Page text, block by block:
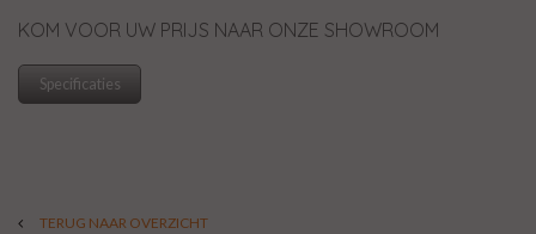
KOM VOOR UW PRIJS NAAR ONZE SHOWROOM
Specificaties
TERUG NAAR OVERZICHT